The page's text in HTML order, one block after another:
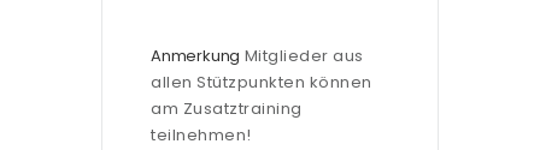
Anmerkung Mitglieder aus
allen Stützpunkten können
am Zusatztraining
teilnehmen!